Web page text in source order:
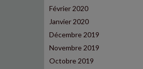
Février 2020
Janvier 2020
Décembre 2019
Novembre 2019
Octobre 2019